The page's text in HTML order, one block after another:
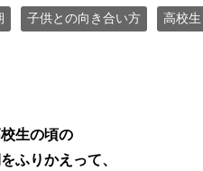
子供との向き合い方 高校生
生の頃の
ふりかえって、